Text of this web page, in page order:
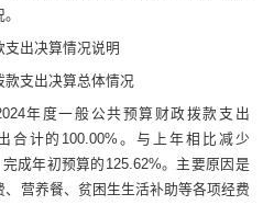
出决算情况说明
款支出决算总体情况
年度一般公共预算财政拨款支出
合计的 100.00% 。与上年相比 减少
完成年初预算的 125.62%。 主要原因是
营养餐、贫困生生活补助等各项经费